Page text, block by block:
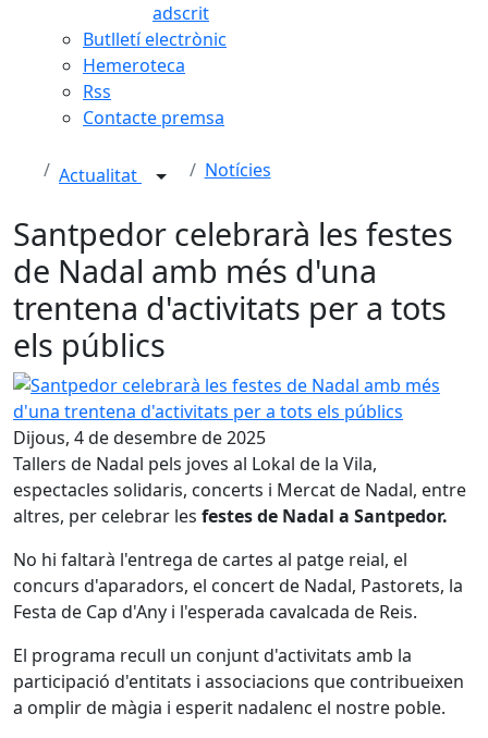
adscrit
Butlletí electrònic
Hemeroteca
Rss
Contacte premsa
Actualitat Notícies
Santpedor celebrarà les festes
de Nadal amb més d'una
trentena d'activitats per a tots
els públics
Santpedor celebrarà les festes de Nadal amb més
Dijous, 4 de desembre de 2025
Tallers de Nadal pels joves al Lokal de la Vila,
espectacles solidaris, concerts i Mercat de Nadal, entre
altres, per celebrar les festes de Nadal a Santpedor.
No hi faltarà l'entrega de cartes al patge reial, el
concurs d'aparadors, el concert de Nadal, Pastorets, la
Festa de Cap d'Any i l'esperada cavalcada de Reis.
El programa recull un conjunt d'activitats amb la
participació d'entitats i associacions que contribueixen
a omplir de màgia i esperit nadalenc el nostre poble.